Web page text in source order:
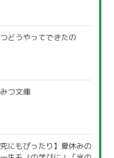
どうやってできたの
つ文庫
究にもぴったり】夏休みの